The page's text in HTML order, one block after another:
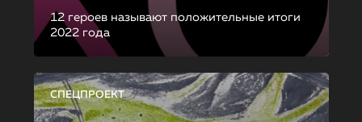
12 героев называют положительные итоги
2022 года
СПЕЦПРОЕКТ